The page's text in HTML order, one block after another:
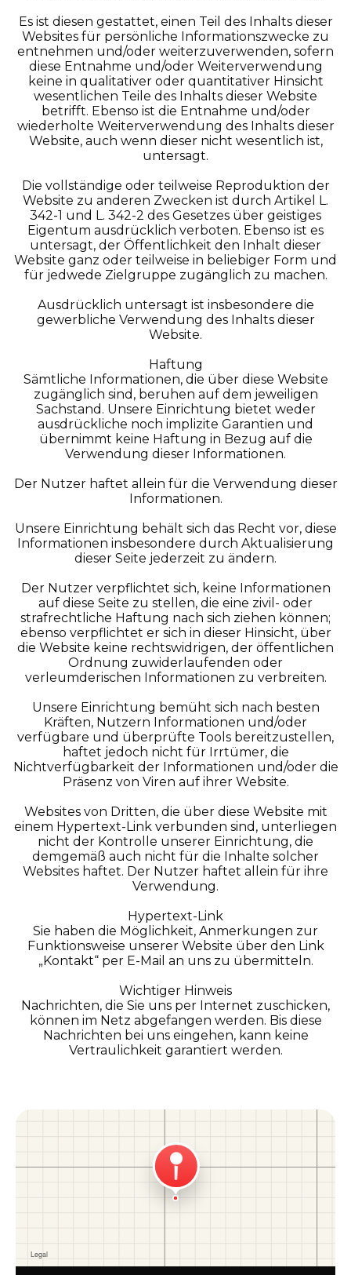
Es ist diesen gestattet, einen Teil des Inhalts dieser
Websites für persönliche Informationszwecke zu
entnehmen und/oder weiterzuverwenden, sofern
diese Entnahme und/oder Weiterverwendung
keine in qualitativer oder quantitativer Hinsicht
wesentlichen Teile des Inhalts dieser Website
betrifft. Ebenso ist die Entnahme und/oder
wiederholte Weiterverwendung des Inhalts dieser
Website, auch wenn dieser nicht wesentlich ist,
untersagt.
Die vollständige oder teilweise Reproduktion der
Website zu anderen Zwecken ist durch Artikel L.
342-1 und L. 342-2 des Gesetzes über geistiges
Eigentum ausdrücklich verboten. Ebenso ist es
untersagt, der Öffentlichkeit den Inhalt dieser
Website ganz oder teilweise in beliebiger Form und
für jedwede Zielgruppe zugänglich zu machen.
Ausdrücklich untersagt ist insbesondere die
gewerbliche Verwendung des Inhalts dieser
Website.
Haftung
Sämtliche Informationen, die über diese Website
zugänglich sind, beruhen auf dem jeweiligen
Sachstand. Unsere Einrichtung bietet weder
ausdrückliche noch implizite Garantien und
übernimmt keine Haftung in Bezug auf die
Verwendung dieser Informationen.
Der Nutzer haftet allein für die Verwendung dieser
Informationen.
Unsere Einrichtung behält sich das Recht vor, diese
Informationen insbesondere durch Aktualisierung
dieser Seite jederzeit zu ändern.
Der Nutzer verpflichtet sich, keine Informationen
auf diese Seite zu stellen, die eine zivil- oder
strafrechtliche Haftung nach sich ziehen können;
ebenso verpflichtet er sich in dieser Hinsicht, über
die Website keine rechtswidrigen, der öffentlichen
Ordnung zuwiderlaufenden oder
verleumderischen Informationen zu verbreiten.
Unsere Einrichtung bemüht sich nach besten
Kräften, Nutzern Informationen und/oder
verfügbare und überprüfte Tools bereitzustellen,
haftet jedoch nicht für Irrtümer, die
Nichtverfügbarkeit der Informationen und/oder die
Präsenz von Viren auf ihrer Website.
Websites von Dritten, die über diese Website mit
einem Hypertext-Link verbunden sind, unterliegen
nicht der Kontrolle unserer Einrichtung, die
demgemäß auch nicht für die Inhalte solcher
Websites haftet. Der Nutzer haftet allein für ihre
Verwendung.
Hypertext-Link
Sie haben die Möglichkeit, Anmerkungen zur
Funktionsweise unserer Website über den Link
„Kontakt“ per E-Mail an uns zu übermitteln.
Wichtiger Hinweis
Nachrichten, die Sie uns per Internet zuschicken,
können im Netz abgefangen werden. Bis diese
Nachrichten bei uns eingehen, kann keine
Vertraulichkeit garantiert werden.